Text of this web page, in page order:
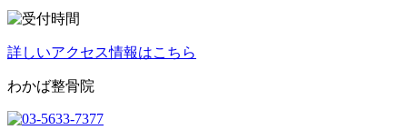
詳しいアクセス情報はこちら
わかば整骨院